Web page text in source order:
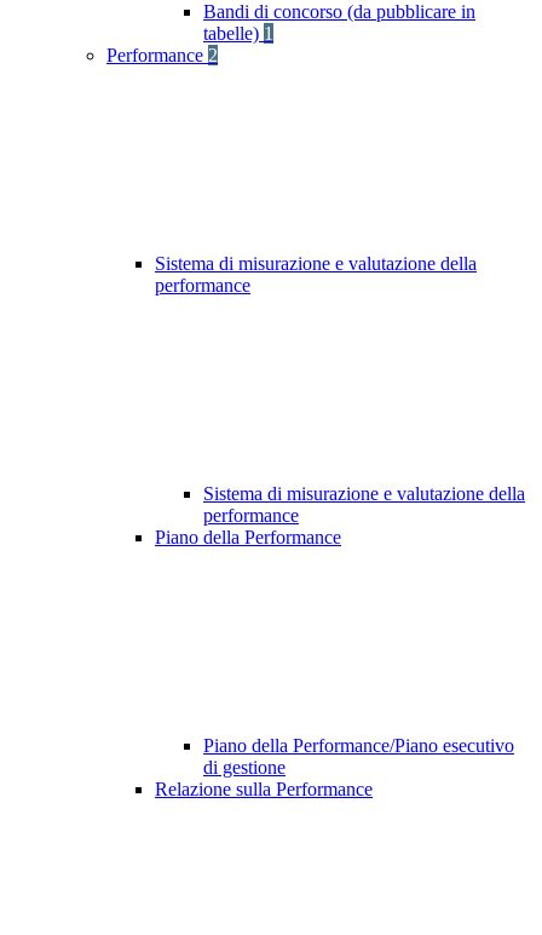
Bandi di concorso (da pubblicare in
tabelle) 1
Performance 2
Sistema di misurazione e valutazione della
performance
Sistema di misurazione e valutazione della
performance
Piano della Performance
Piano della Performance/Piano esecutivo
di gestione
Relazione sulla Performance